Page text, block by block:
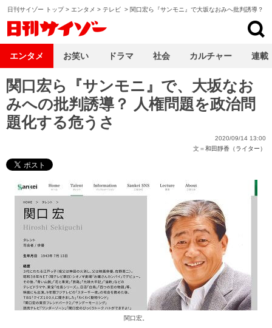
日刊サイゾー トップ> エンタメ > テレビ > 関口宏ら『サンモニ』で大坂なおみへ批判誘導？
関口宏ら『サンモニ』で、大坂なお
みへの批判誘導？ 人権問題を政治問
題化する危うさ
2020/09/14 13:00
文＝和田靜香（ライター）
関口宏。
エンタメ お笑い ドラマ 社会 カルチャー 連載